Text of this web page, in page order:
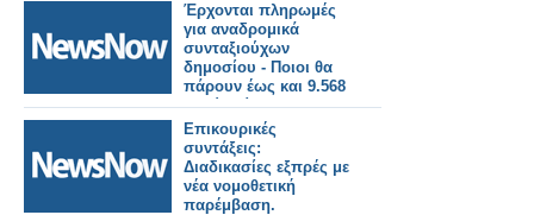
Έρχονται πληρωμές
για αναδρομικά
συνταξιούχων
δημοσίου - Ποιοι θα
πάρουν έως και 9.568
ευρώ [πίνακες]
Επικουρικές
συντάξεις:
Διαδικασίες εξπρές με
νέα νομοθετική
παρέμβαση.